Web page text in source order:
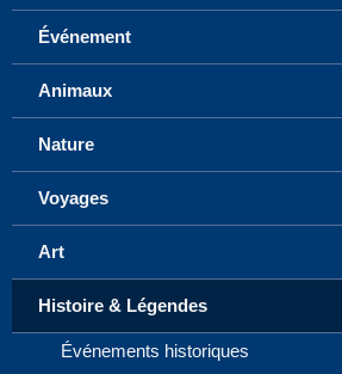
Événement
Animaux
Nature
Voyages
Art
Histoire & Légendes
Événements historiques